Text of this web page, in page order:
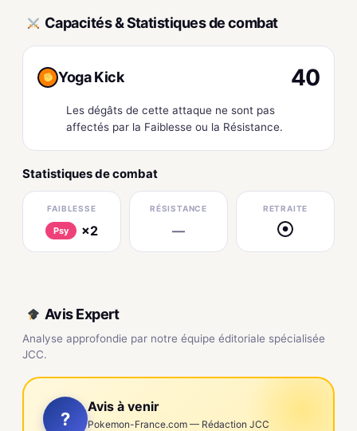
Capacités & Statistiques de combat
Yoga Kick 40
Les dégâts de cette attaque ne sont pas
affectés par la Faiblesse ou la Résistance.
Statistiques de combat
FAIBLESSE
Psy ×2
RÉSISTANCE
—
RETRAITE
●
Avis Expert
Analyse approfondie par notre équipe éditoriale spécialisée
JCC.
?
Avis à venir
Pokemon-France.com — Rédaction JCC